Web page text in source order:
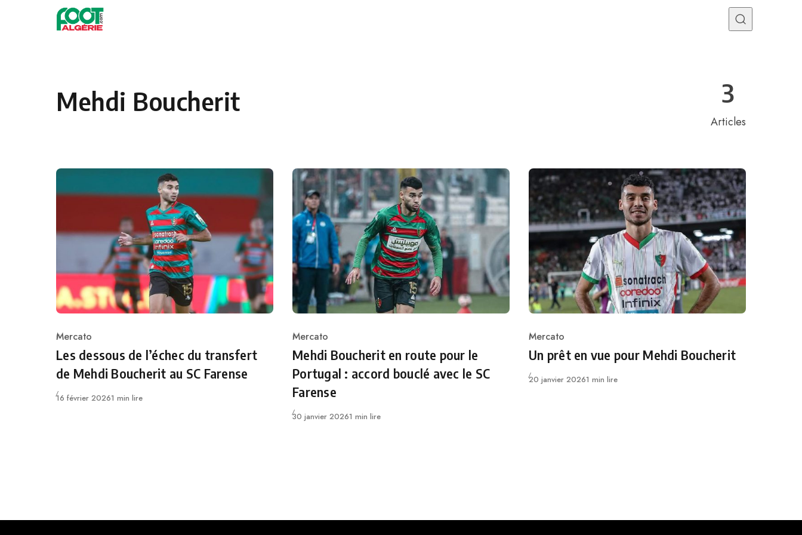
Skip to content
Mehdi Boucherit 3
Articles
Category
Mercato
Les dessous de l’échec du transfert
de Mehdi Boucherit au SC Farense
Publié
16 février 20261 min lire
Category
Mercato
Mehdi Boucherit en route pour le
Portugal : accord bouclé avec le SC
Farense
Publié
30 janvier 20261 min lire
Category
Mercato
Un prêt en vue pour Mehdi Boucherit
Publié
20 janvier 20261 min lire